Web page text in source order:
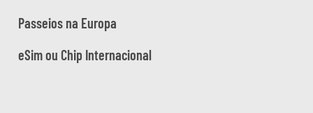
Passeios na Europa
eSim ou Chip Internacional